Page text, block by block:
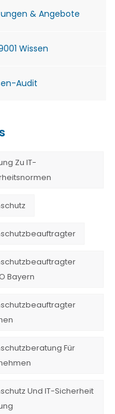
& Angebote
Wissen
Audit
Zu IT-
Bayern
Für
Und IT-Sicherheit